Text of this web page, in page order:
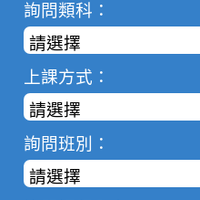
詢問類科：
上課方式：
詢問班別：